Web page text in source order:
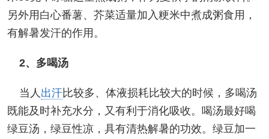
另外用白心番薯、芥菜适量加入粳米中煮成粥食用，
有解暑发汗的作用。
2、多喝汤
当人 出汗比较多、体液损耗比较大的时候，多喝汤
既能及时补充水分，又有利于消化吸收。喝汤最好喝
绿豆汤，绿豆性凉，具有清热解暑的功效。绿豆加一